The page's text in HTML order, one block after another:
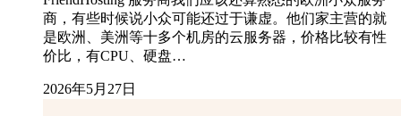
商，有些时候说小众可能还过于谦虚。他们家主营的就
是欧洲、美洲等十多个机房的云服务器，价格比较有性
价比，有CPU、硬盘…
2026年5月27日